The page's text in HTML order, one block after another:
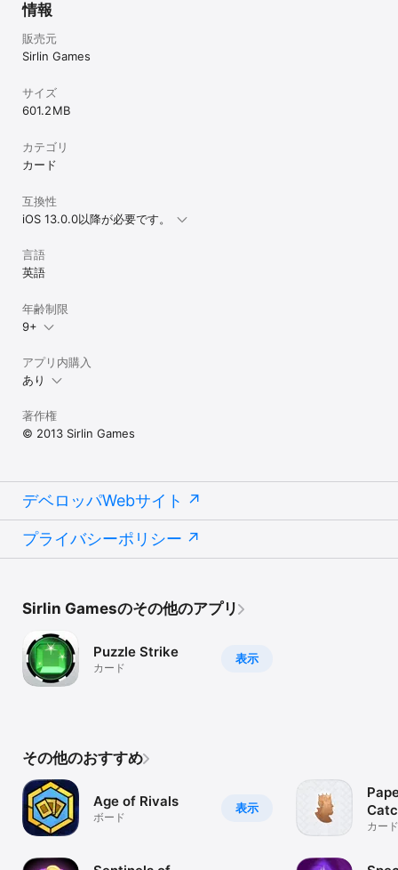
情報
販売元
Sirlin Games
サイズ
601.2 MB
カテゴリ
カード
互換性
iOS 13.0.0以降が必要です。
言語
英語
年齢制限
9+
アプリ内購入
あり
著作権
© 2013 Sirlin Games
デベロッパWebサイト
プライバシーポリシー
Sirlin Gamesのその他のアプリ
表示
Puzzle Strike
カード
その他のおすすめ
表示
Age of Rivals
ボード
カード